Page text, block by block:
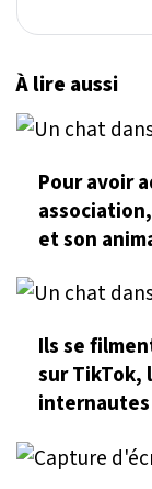
À lire aussi
Pour avoir
et son
Ils se
sur TikTok,
internautes